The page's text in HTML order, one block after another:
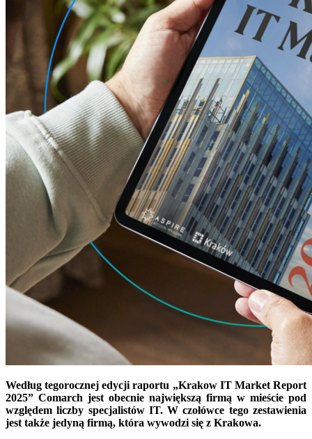
Według tegorocznej edycji raportu „Krakow IT Market Report
2025” Comarch jest obecnie największą firmą w mieście pod
względem liczby specjalistów IT. W czołówce tego zestawienia
jest także jedyną firmą, która wywodzi się z Krakowa.